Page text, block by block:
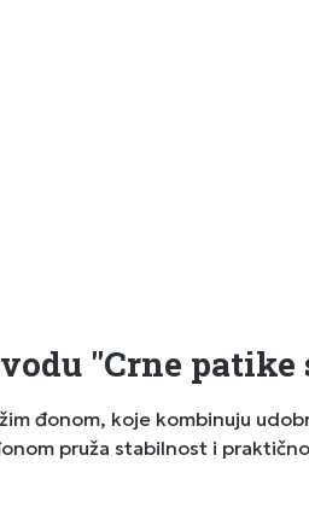
"Crne patike
đonom, koje kombinuju
pruža stabilnost i